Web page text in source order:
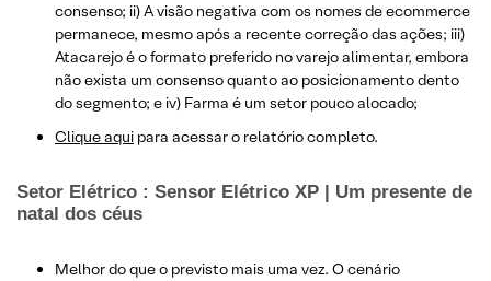
consenso; ii) A visão negativa com os nomes de ecommerce
permanece, mesmo após a recente correção das ações; iii)
Atacarejo é o formato preferido no varejo alimentar, embora
não exista um consenso quanto ao posicionamento dento
do segmento; e iv) Farma é um setor pouco alocado;
Clique aqui para acessar o relatório completo.
Setor Elétrico : Sensor Elétrico XP | Um presente de
natal dos céus
Melhor do que o previsto mais uma vez. O cenário